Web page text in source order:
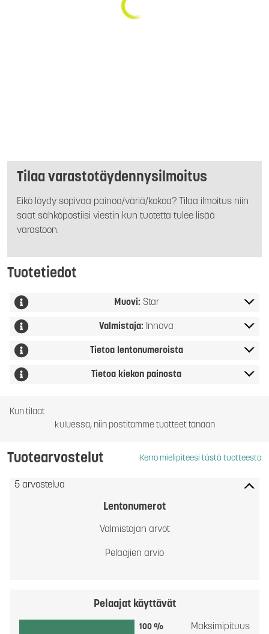
Tilaa varastotäydennysilmoitus
Eikö löydy sopivaa painoa/väriä/kokoa? Tilaa ilmoitus niin
saat sähköpostiisi viestin kun tuotetta tulee lisää
varastoon.
Tuotetiedot
Muovi: Star
Valmistaja: Innova
Tietoa lentonumeroista
Tietoa kiekon painosta
Kun tilaat
kuluessa, niin postitamme tuotteet tänään
Tuotearvostelut Kerro mielipiteesi tästä tuotteesta
5 arvostelua
Lentonumerot
Valmistajan arvot
Pelaajien arvio
Pelaajat käyttävät
100 % Maksimipituus